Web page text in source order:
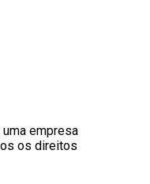
empresa
os direitos